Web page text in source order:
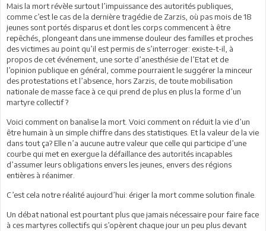
Mais la mort révèle surtout l’impuissance des autorités publiques,
comme c’est le cas de la dernière tragédie de Zarzis, où pas mois de 18
jeunes sont portés disparus et dont les corps commencent à être
repêchés, plongeant dans une immense douleur des familles et proches
des victimes au point qu’il est permis de s’interroger: existe-t-il, à
propos de cet événement, une sorte d’anesthésie de l’Etat et de
l’opinion publique en général, comme pourraient le suggérer la minceur
des protestations et l’absence, hors Zarzis, de toute mobilisation
nationale de masse face à ce qui prend de plus en plus la forme d’un
martyre collectif ?
Voici comment on banalise la mort. Voici comment on réduit la vie d’un
être humain à un simple chiffre dans des statistiques. Et la valeur de la vie
dans tout ça? Elle n’a aucune autre valeur que celle qui participe d’une
courbe qui met en exergue la défaillance des autorités incapables
d’assumer leurs obligations envers les jeunes, envers des régions
entières à réanimer.
C’est cela notre réalité aujourd’hui: ériger la mort comme solution finale.
Un débat national est pourtant plus que jamais nécessaire pour faire face
à ces martyres collectifs qui s’opèrent chaque jour un peu plus devant